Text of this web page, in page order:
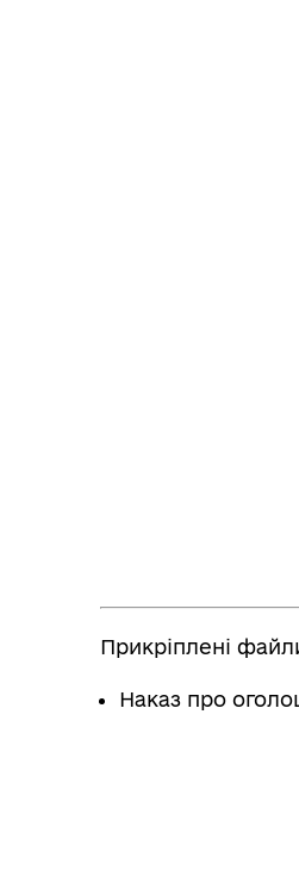
Прикріплені
Наказ про